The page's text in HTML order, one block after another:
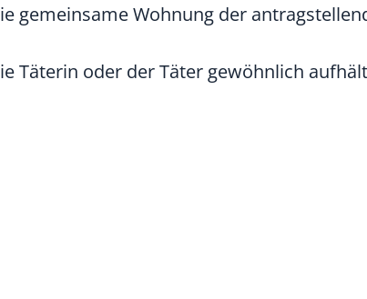
gemeinsame Wohnung der
Täterin oder der Täter gewöhnlich aufhält